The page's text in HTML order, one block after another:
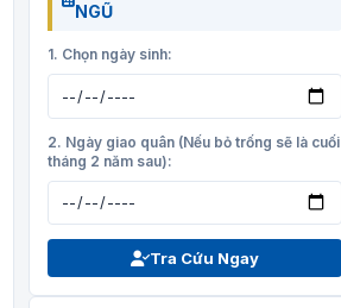
NGŨ
1. Chọn ngày sinh:
2. Ngày giao quân (Nếu bỏ trống sẽ là cuối
tháng 2 năm sau):
Tra Cứu Ngay